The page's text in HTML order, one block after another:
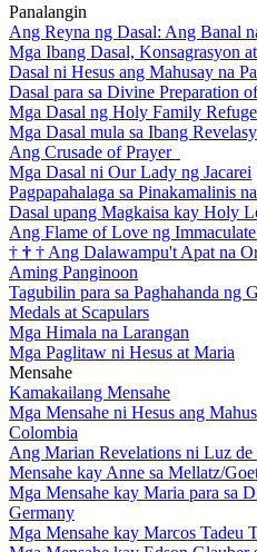
Panalangin
Ang Reyna ng Dasal: Ang Banal
Mga Ibang Dasal, Konsagrasyon
Dasal ni Hesus ang Mahusay na
Dasal para sa Divine Preparation
Mga Dasal ng Holy Family Refuge
Mga Dasal mula sa Ibang
Ang Crusade of Prayer
Mga Dasal ni Our Lady ng Jacarei
Pagpapahalaga sa Pinakamalinis
Dasal upang Magkaisa kay Holy
Ang Flame of Love ng
† † † Ang Dalawampu't Apat na
Aming Panginoon
Tagubilin para sa Paghahanda ng
Medals at Scapulars
Mga Himala na Larangan
Mga Paglitaw ni Hesus at Maria
Mensahe
Kamakailang Mensahe
Mga Mensahe ni Hesus ang
Colombia
Ang Marian Revelations ni Luz
Mensahe kay Anne sa Mellatz/
Mga Mensahe kay Maria para sa
Germany
Mga Mensahe kay Marcos Tadeu